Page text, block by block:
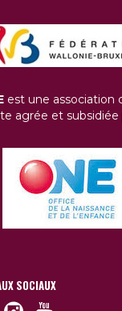
est une association
agrée et subsidiée
SOCIAUX